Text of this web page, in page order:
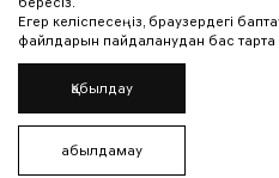
бересіз.
Егер келіспесеңіз, браузердегі
файлдарын пайдаланудан бас тарта
Қабылдау
Қабылдамау